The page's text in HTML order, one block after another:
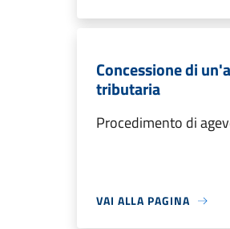
Concessione di
tributaria
Procedimento di
VAI ALLA PAGINA